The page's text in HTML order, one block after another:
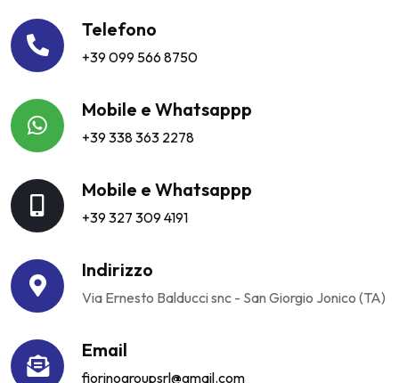
Telefono
+39 099 566 8750
Mobile e Whatsappp
+39 338 363 2278
Mobile e Whatsappp
+39 327 309 4191
Indirizzo
Via Ernesto Balducci snc - San Giorgio Jonico (TA)
Email
fiorinogroupsrl@gmail.com